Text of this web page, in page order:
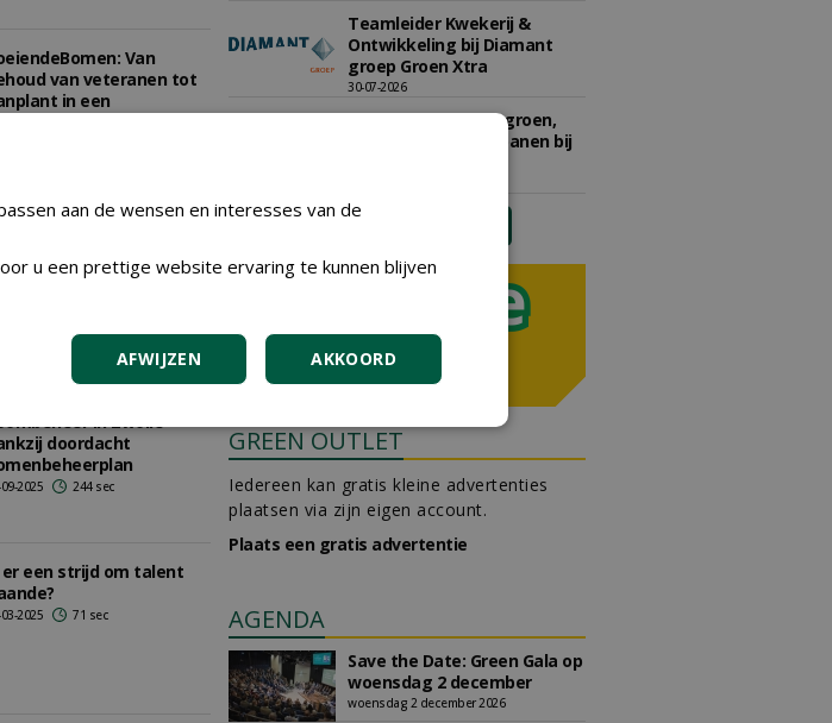
Van
van veteranen tot
in een
met ruim 60%
in Zwolle
doordacht
2025 244 sec
er een strijd om talent
2025 71 sec
Teamleider Kwekerij &
Ontwikkeling bij Diamant
groep Groen Xtra
30-07-2026
Adviseur openbaar groen,
sportvelden & golfbanen bij
GREEN OUTLET
Iedereen kan gratis kleine advertenties
plaatsen via zijn eigen account.
Plaats een gratis advertentie
AGENDA
Save the Date: Green Gala op
woensdag 2 december
woensdag 2 december 2026
aan de wensen en interesses van de
u een prettige website ervaring te kunnen blijven
AKKOORD
AFWIJZEN